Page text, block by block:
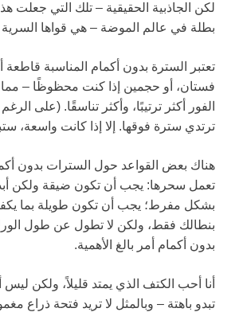
لكن الجاذبية الحقيقية – تلك التي جعلت
بطلة في عالم الموضة – هي قواها
تعتبر السترة بدون أكمام المناسبة قاطعة
فستان، أو حجمين إذا كنت محظوظًا – مما
الفور أكثر ترتيبًا، وأكثر تناسقًا. (على
ترتدي سترة فوقها. إلا إذا كانت واسعة،
هناك بعض القواعد حول السترات بدون
تعمل سحرها: يجب أن تكون ضيقة ولكن
بشكل مفرط؛ يجب أن تكون طويلة بما
بنطالك فقط، ولكن لا تطول عن طول
بدون أكمام أمر بالغ الأهمية.
أنا أحب الكتف الذي يمتد قليلاً، ولكن ليس
تبدو باهتة – وبالمثل لا تريد فتحة ذراع